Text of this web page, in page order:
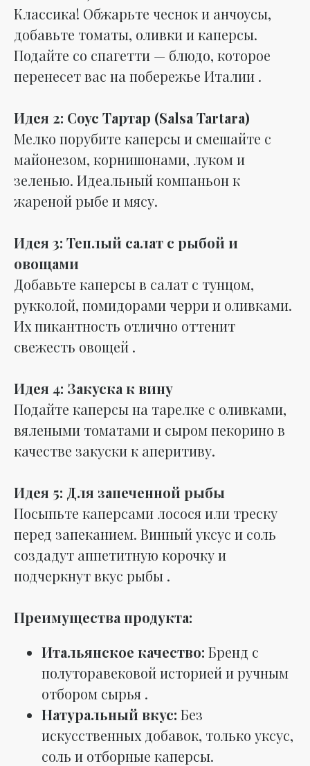
Классика! Обжарьте чеснок и анчоусы,
добавьте томаты, оливки и каперсы.
Подайте со спагетти — блюдо, которое
перенесет вас на побережье Италии .
Идея 2: Соус Тартар (Salsa Tartara)
Мелко порубите каперсы и смешайте с
майонезом, корнишонами, луком и
зеленью. Идеальный компаньон к
жареной рыбе и мясу.
Идея 3: Теплый салат с рыбой и
овощами
Добавьте каперсы в салат с тунцом,
рукколой, помидорами черри и оливками.
Их пикантность отлично оттенит
свежесть овощей .
Идея 4: Закуска к вину
Подайте каперсы на тарелке с оливками,
вялеными томатами и сыром пекорино в
качестве закуски к аперитиву.
Идея 5: Для запеченной рыбы
Посыпьте каперсами лосося или треску
перед запеканием. Винный уксус и соль
создадут аппетитную корочку и
подчеркнут вкус рыбы .
Преимущества продукта:
Итальянское качество: Бренд с
полуторавековой историей и ручным
отбором сырья .
Натуральный вкус: Без
искусственных добавок, только уксус,
соль и отборные каперсы.